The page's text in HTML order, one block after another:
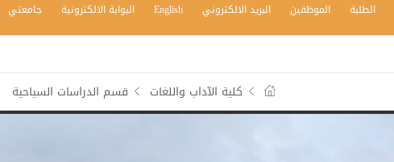
الطلبة الموظفين البريد الالكتروني English البوابة الالكترونية جامعتي
كلية الآداب واللغات قسم الدراسات السياحية